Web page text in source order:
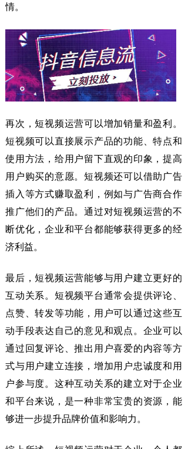
情。
再次，短视频运营可以增加销量和盈利。
短视频可以直接展示产品的功能、特点和
使用方法，给用户留下直观的印象，提高
用户购买的意愿。短视频还可以借助广告
插入等方式赚取盈利，例如与广告商合作
推广他们的产品。通过对短视频运营的不
断优化，企业和平台都能够获得更多的经
济利益。
最后，短视频运营能够与用户建立更好的
互动关系。短视频平台通常会提供评论、
点赞、转发等功能，用户可以通过这些互
动手段表达自己的意见和观点。企业可以
通过回复评论、推出用户喜爱的内容等方
式与用户建立连接，增加用户忠诚度和用
户参与度。这种互动关系的建立对于企业
和平台来说，是一种非常宝贵的资源，能
够进一步提升品牌价值和影响力。